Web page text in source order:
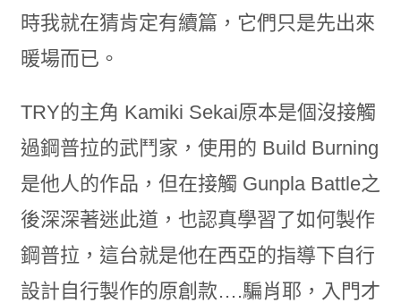
時我就在猜肯定有續篇，它們只是先出來
暖場而已。
TRY的主角 Kamiki Sekai原本是個沒接觸
過鋼普拉的武鬥家，使用的 Build Burning
是他人的作品，但在接觸 Gunpla Battle之
後深深著迷此道，也認真學習了如何製作
鋼普拉，這台就是他在西亞的指導下自行
設計自行製作的原創款….騙肖耶，入門才